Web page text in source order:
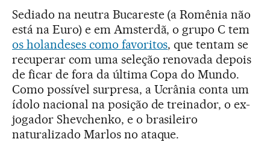
Sediado na neutra Bucareste (a Romênia não
está na Euro) e em Amsterdã, o grupo C tem
os holandeses como favoritos, que tentam se
recuperar com uma seleção renovada depois
de ficar de fora da última Copa do Mundo.
Como possível surpresa, a Ucrânia conta um
ídolo nacional na posição de treinador, o ex-
jogador Shevchenko, e o brasileiro
naturalizado Marlos no ataque.